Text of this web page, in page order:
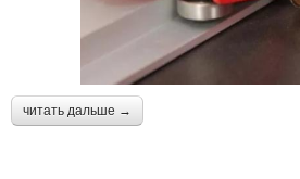
читать дальше →